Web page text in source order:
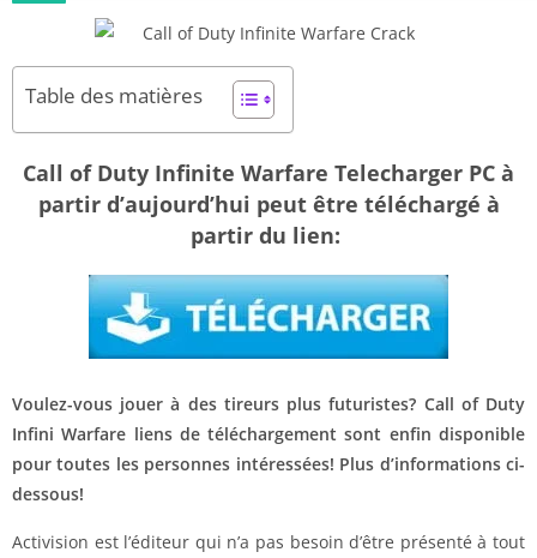
Table des matières
Call of Duty Infinite Warfare Telecharger PC à
partir d’aujourd’hui peut être téléchargé à
partir du lien:
Voulez-vous jouer à des tireurs plus futuristes? Call of Duty
Infini Warfare liens de téléchargement sont enfin disponible
pour toutes les personnes intéressées! Plus d’informations ci-
dessous!
Activision est l’éditeur qui n’a pas besoin d’être présenté à tout